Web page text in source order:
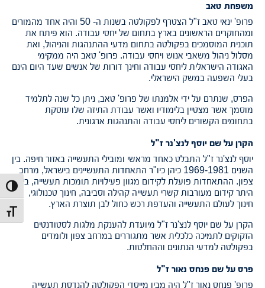
מתג
משפחת טאב
פרופ' ינאי טאב ז"ל הצטרף לפקולטה בשנות ה- 50 והיה אחד מהמורים
ומהחוקרים הראשונים בארץ בתחום של יחסי עבודה. הוא פיתח את
תוכנית המוסמכים בפקולטה בתחום מדעי ההתנהגות והניהול, ואת
מסלול ניהול משאבי אנוש ויחסי עבודה. פרופ' טאב היה ממקימי
האגודה הישראלית ליחסי עבודה וחינך דורות של אנשים שעד היום הינם
בעלי השפעה במשק הישראלי.
הפרס, שנתרם על ידי אלמנתו של פרופ' טאב, ניתן כל שנה לתלמיד
מוסמך אשר מצטיין בלימודיו ואשר עבודת התיזה שלו עוסקת
בתחומים הקשורים ליחסי עבודה והתנהגות ארגונית.
הקרן על שם יוסף לנצ'נר ז"ל
יוסף לנצ'נר ז"ל התבלט כאחד מראשי ומובילי התעשייה באזור חיפה. בין
השנים 1969-1981 כיהן כיו"ר התאחדות התעשיינים בישראל, מרחב
צפון. ההתאחדות פועלת לקידום מגוון פעילויות תומכות תעשייה, בין
היתר קידום מעורבות קשרי תעשייה קהילה וסביבה, חינוך טכנולוגי,
חינוך לעולם התעשייה והעדפת רכש כחול לבן תוצרת הארץ.
הקרן על שם יוסף לנצ'נר ז"ל מיועדת להענקת מלגות לסטודנטים
הזקוקים לתמיכה כלכלית אשר מתגוררים במרחב צפון ולומדים
בפקולטה למדעי הנתונים וההחלטות.
פרס על שם פנחס נאור ז"ל
פרופ' פנחס נאור ז"ל היה מבין מייסדי הפקולטה להנדסת תעשייה